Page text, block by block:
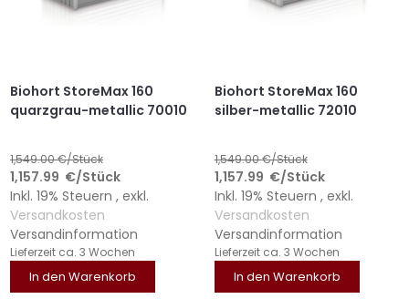
Biohort StoreMax 160
quarzgrau-metallic 70010
1,549.00€/Stück
1,157.99 €/Stück
Inkl. 19% Steuern , exkl.
Versandkosten
Versandinformation
Lieferzeit ca. 3 Wochen
In den Warenkorb
Biohort StoreMax 160
silber-metallic 72010
1,549.00€/Stück
1,157.99 €/Stück
Inkl. 19% Steuern , exkl.
Versandkosten
Versandinformation
Lieferzeit ca. 3 Wochen
In den Warenkorb